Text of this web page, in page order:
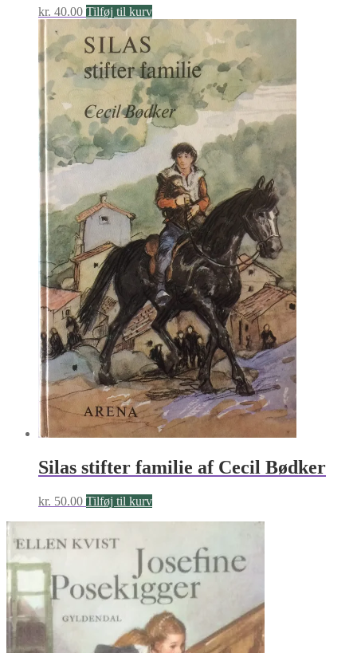
kr. 40.00 Tilføj til kurv
Silas stifter familie af Cecil Bødker
kr. 50.00 Tilføj til kurv